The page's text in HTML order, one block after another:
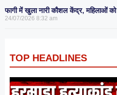
फागी में खुला नारी कौशल केंद्र, महिलाओं
24/07/2026 8:32 am
TOP HEADLINES